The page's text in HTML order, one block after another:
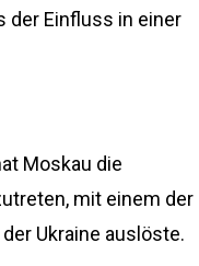
der Einfluss in einer
Moskau die
mit einem der
Ukraine auslöste.